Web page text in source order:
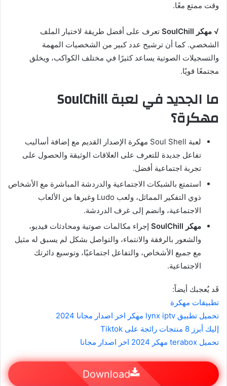
وقت ممتع معًا.
√ مهكر SoulChill
تعرف على أفضل طريقة لاختيار الملف
الشخصي. كما أن ترشيح عدد كبير من الشخصيات المهمة
والتسجيلات الصوتية يساعد كثيرًا في مختلف الكواكب، ويخلق
مجتمعًا قويًا.
ما الجديد في لعبة SoulChill
مهكرة؟
لعبة Soul Shell مهكرة الإصدار القديم مع إضافة أساليب
تفاعل جديدة للتعرف على العلاقات الوثيقة والحصول على
تجربة اجتماعية أفضل.
استمتع بالشبكات الاجتماعية والدردشة المباشرة مع الأشخاص
ذوي التفكير المماثل، ولعب Ludo وغيرها من الألعاب
الاجتماعية، وانضم إلى غرف الدردشة.
مهكر SoulChill
إجراء مكالمات صوتية ومحادثات فيديو،
والشعور بالرفقة والانتماء، والتواصل بشكل لم يسبق له مثيل
مع جميع الأشخاص، والتفاعل اجتماعيًا، وتوسيع دائرتك
الاجتماعية.
قَد يُعجبك أيضاً:
تطبيقات مهكرة
تحميل تطبيق lynx iptv مهكر اخر اصدار مجانا 2024
إليك أبرز 8 منتجات رائجة على Tiktok
تحميل terabox مهكر 2024 اخر اصدار مجانا
Download